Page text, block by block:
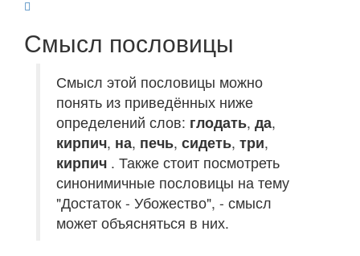
Смысл пословицы
Смысл этой пословицы можно
понять из приведённых ниже
определений слов: глодать, да,
кирпич, на, печь, сидеть, три,
кирпич . Также стоит посмотреть
синонимичные пословицы на тему
"Достаток - Убожество", - смысл
может объясняться в них.